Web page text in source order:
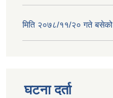
मिति २०७८/११/२० गते बसेको
घटना दर्ता